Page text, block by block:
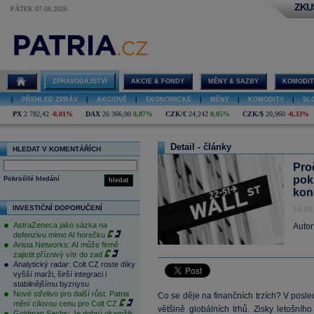
PÁTEK 07.08.2026
ZPRAVODAJSTVÍ AKCIE & FONDY MĚNY & SAZBY
PŘEHLED ZPRÁV AKCIOVÉ EKONOMICKÉ MĚNY KOMODITY
PX 2 782,42 -0,81% DAX 26 366,00 0,87% CZK/€ 24,242 0,05% CZK/$ 20,960 -0,33%
HLEDAT V KOMENTÁŘÍCH
hledat
Pokročilé hledání
INVESTIČNÍ DOPORUČENÍ
AstraZeneca jako sázka na
defenzivu mimo AI horečku
Arista Networks: AI může firmě
zajistit příznivý vítr do zad
Analytický radar: Colt CZ roste díky
vyšší marži, širší integraci i
stabilnějšímu byznysu
Nové střelivo pro další růst. Patria
mění cílovou cenu pro Colt CZ
Detail - články
Co se děje na finančních trzích? V
většině globálních trhů. Zisky